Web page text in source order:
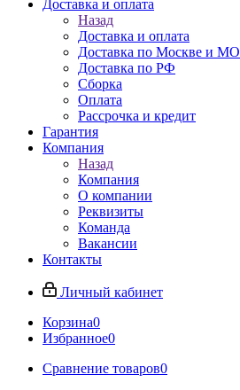
Доставка и оплата
Назад
Доставка и оплата
Доставка по Москве и МО
Доставка по РФ
Сборка
Оплата
Рассрочка и кредит
Гарантия
Компания
Назад
Компания
О компании
Реквизиты
Команда
Вакансии
Контакты
Личный кабинет
Корзина0
Избранное0
Сравнение товаров0